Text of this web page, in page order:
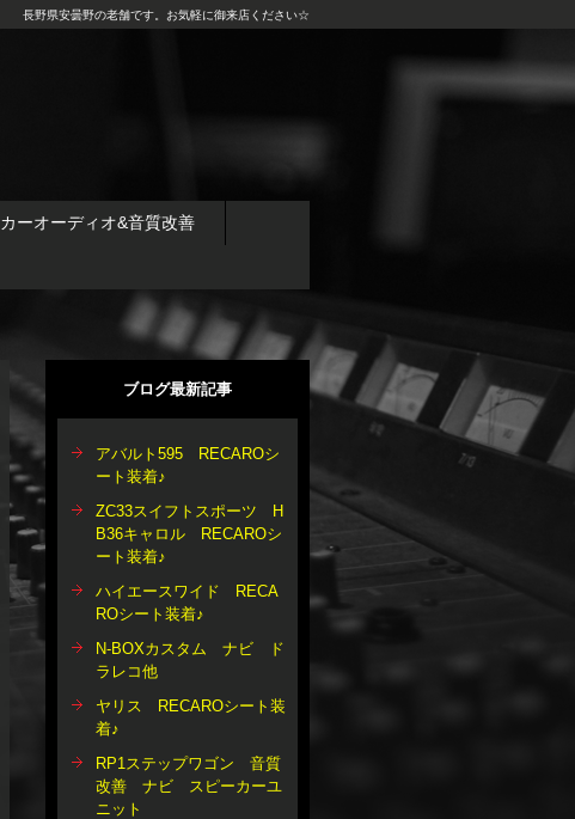
長野県安曇野の老舗です。お気軽に御来店ください☆
カーオーディオ&音質改善
ブログ最新記事
アバルト595 RECAROシ
ート装着♪
ZC33スイフトスポーツ H
B36キャロル RECAROシ
ート装着♪
ハイエースワイド RECA
ROシート装着♪
N-BOXカスタム ナビ ド
ラレコ他
ヤリス RECAROシート装
着♪
RP1ステップワゴン 音質
改善 ナビ スピーカーユ
ニット